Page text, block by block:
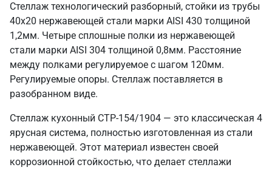
Стеллаж технологический разборный, стойки из трубы
40х20 нержавеющей стали марки AISI 430 толщиной
1,2мм. Четыре сплошные полки из нержавеющей
стали марки AISI 304 толщиной 0,8мм. Расстояние
между полками регулируемое с шагом 120мм.
Регулируемые опоры. Стеллаж поставляется в
разобранном виде.
Стеллаж кухонный СТР-154/1904 — это классическая 4
ярусная система, полностью изготовленная из стали
нержавеющей. Этот материал известен своей
коррозионной стойкостью, что делает стеллажи